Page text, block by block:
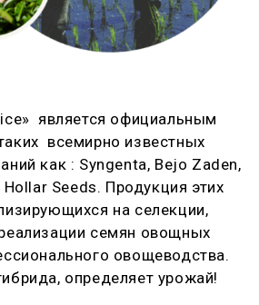
является официальным
всемирно известных
как : Syngenta, Bejo Zaden,
Seeds. Продукция этих
на селекции,
семян овощных
овощеводства.
определяет урожай!